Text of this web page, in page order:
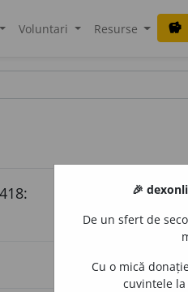
Voluntari Resurse savings
🎉
De un sfert de
Cu o mică
cuvintele